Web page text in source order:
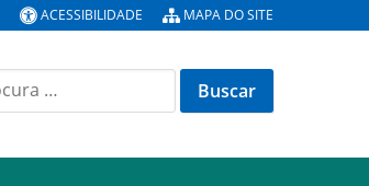
ACESSIBILIDADE MAPA DO SITE